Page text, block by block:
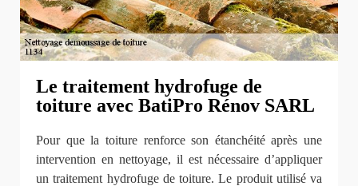
Le traitement hydrofuge de
toiture avec BatiPro Rénov SARL
Pour que la toiture renforce son étanchéité après une
intervention en nettoyage, il est nécessaire d’appliquer
un traitement hydrofuge de toiture. Le produit utilisé va